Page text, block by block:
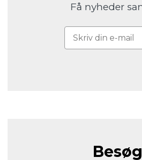
Få nyheder